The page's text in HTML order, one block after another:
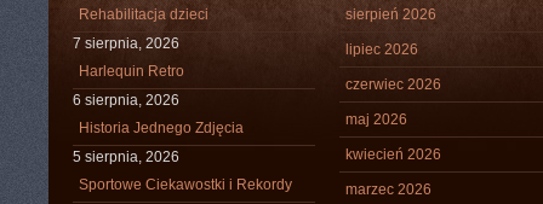
Rehabilitacja dzieci
7 sierpnia, 2026
Harlequin Retro
6 sierpnia, 2026
Historia Jednego Zdjęcia
5 sierpnia, 2026
Sportowe Ciekawostki i Rekordy
sierpień 2026
lipiec 2026
czerwiec 2026
maj 2026
kwiecień 2026
marzec 2026